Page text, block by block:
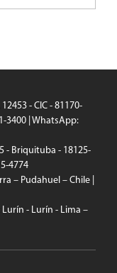
- CIC - 81170-
3400 | WhatsApp:
- Briquituba - 18125-
4774
– Pudahuel – Chile |
Lurín - Lurín - Lima –